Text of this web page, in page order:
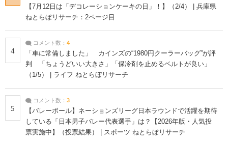
【7月12日は「デコレーションケーキの日」！】（2/4） | 兵庫県
ねとらぼリサーチ：2ページ目
4
コメント数： 4
「車に常備しました」 カインズの“1980円クーラーバッグ”が評
判 「ちょうどいい大きさ」「保冷剤を止めるベルトが良い」
（1/5） | ライフ ねとらぼリサーチ
5
コメント数： 3
【バレーボール】ネーションズリーグ日本ラウンドで活躍を期待
している「日本男子バレー代表選手」は？【2026年版・人気投
票実施中】（投票結果） | スポーツ ねとらぼリサーチ